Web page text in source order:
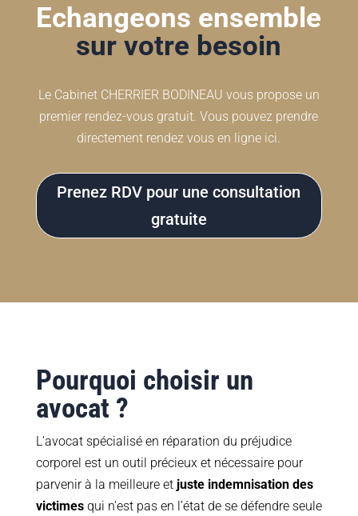
Echangeons ensemble
sur votre besoin
Le Cabinet CHERRIER BODINEAU vous propose un
premier rendez-vous gratuit. Vous pouvez prendre
directement rendez vous en ligne ici.
Prenez RDV pour une consultation
gratuite
Pourquoi choisir un
avocat ?
L’avocat spécialisé en réparation du préjudice
corporel est un outil précieux et nécessaire pour
parvenir à la meilleure et juste indemnisation des
victimes qui n’est pas en l’état de se défendre seule